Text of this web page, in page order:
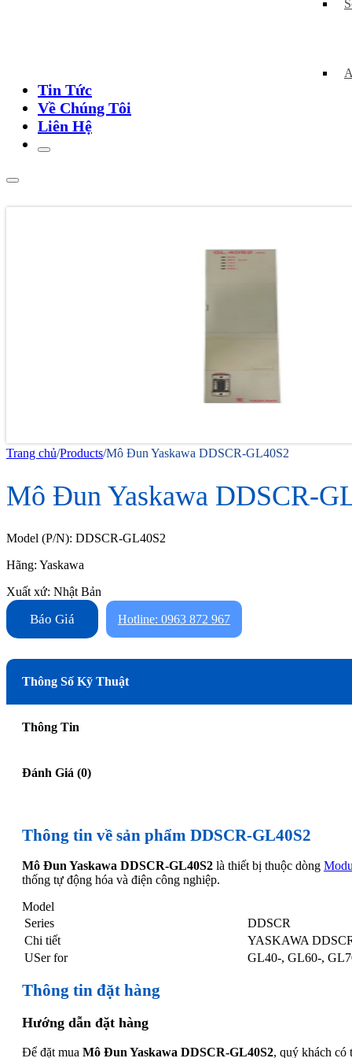
Tin Tức
Về Chúng Tôi
Liên Hệ
Trang chủ/Products/Mô Đun Yaskawa DDSCR-GL40S2
Mô Đun Yaskawa DDSCR-
Model (P/N): DDSCR-GL40S2
Hãng: Yaskawa
Xuất xứ: Nhật Bản
Báo Giá Hotline: 0963 872 967
Thông Số Kỹ Thuật
Thông Tin
Đánh Giá (0)
Thông tin về sản phẩm DDSCR-GL40S2
Mô Đun Yaskawa DDSCR-GL40S2 là thiết bị thuộc dòng
thống tự động hóa và điện công nghiệp.
Model
Series
DDSCR
Chi tiết
YASKAWA
USer for
GL40-, GL60-,
Thông tin đặt hàng
Hướng dẫn đặt hàng
Để đặt mua Mô Đun Yaskawa DDSCR-GL40S2, quý khách có